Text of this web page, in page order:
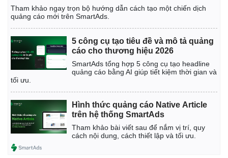
Thể thao
Lịch thi đấu bóng đá
Thế giới thể thao
eSports
Xe máy
Tư vấn
Tham khảo ngay trọn bộ hướng dẫn cách tạo một chiến dịch
quảng cáo mới trên SmartAds.
5 công cụ tạo tiêu đề và mô tả quảng
cáo cho thương hiệu 2026
SmartAds tổng hợp 5 công cụ tạo headline
quảng cáo bằng AI giúp tiết kiệm thời gian và
tối ưu.
Hình thức quảng cáo Native Article
trên hệ thống SmartAds
Tham khảo bài viết sau để nắm vị trí, quy
cách nội dung, cách thiết lập và tối ưu.